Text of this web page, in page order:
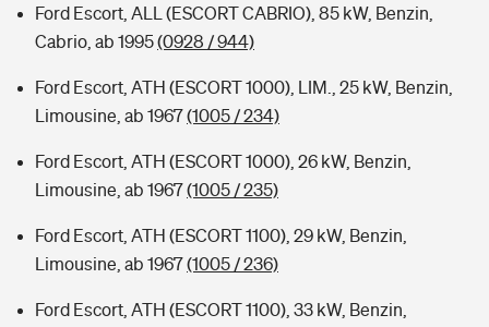
Ford Escort, ALL (ESCORT CABRIO), 85 kW, Benzin,
Cabrio, ab 1995(0928 / 944)
Ford Escort, ATH (ESCORT 1000), LIM., 25 kW, Benzin,
Limousine, ab 1967(1005 / 234)
Ford Escort, ATH (ESCORT 1000), 26 kW, Benzin,
Limousine, ab 1967(1005 / 235)
Ford Escort, ATH (ESCORT 1100), 29 kW, Benzin,
Limousine, ab 1967(1005 / 236)
Ford Escort, ATH (ESCORT 1100), 33 kW, Benzin,